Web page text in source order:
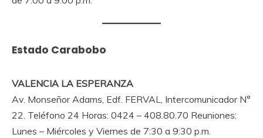
Estado Carabobo
VALENCIA LA ESPERANZA
Av. Monseñor Adams, Edf. FERVAL, Intercomunicador N°
22. Teléfono 24 Horas: 0424 – 408.80.70 Reuniones:
Lunes – Miércoles y Viernes de 7:30 a 9:30 p.m.